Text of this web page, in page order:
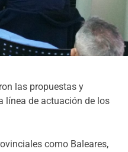
las propuestas y
línea de actuación de los
como Baleares,